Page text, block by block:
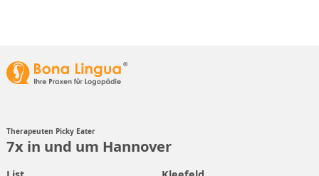
Therapeuten Picky Eater
7x in und um Hannover